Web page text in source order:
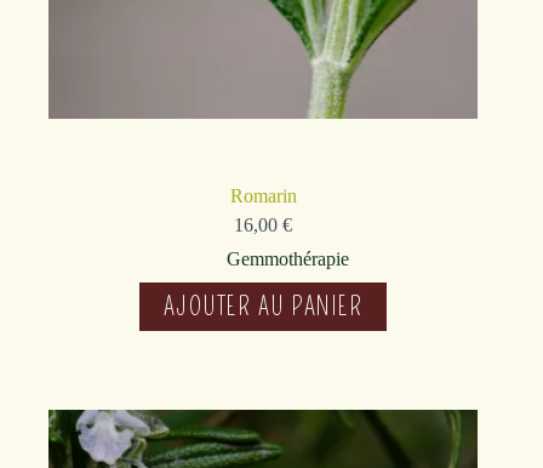
Romarin
16,00€
Gemmothérapie
AJOUTER AU PANIER